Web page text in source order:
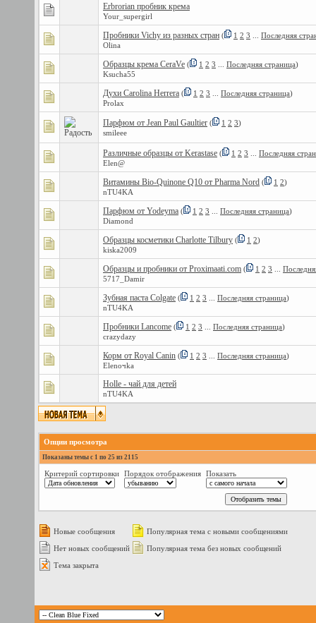
Erbrorian пробник крема
Your_supergirl
Пробники Vichy из разных стран ( 1 2 3
Последняя
Olina
Образцы крема CeraVe ( 1 2 3 Последняя страница)
Ksucha55
Духи Carolina Herrera ( 1 2 3 Последняя страница)
Prolax
Парфюм от Jean Paul Gaultier ( 1 2 3)
smileee
Различные образцы от Kerastase ( 1 2 3
Последняя
Elen@
Витамины Bio-Quinone Q10 от Pharma Nord ( 1 2)
nTU4KA
Парфюм от Yodeyma ( 1 2 3 Последняя страница)
Diamond
Образцы косметики Charlotte Tilbury ( 1 2)
kiska2009
Образцы и пробники от Proximaati.com ( 1 2 3
5717_Damir
Зубная паста Colgate ( 1 2 3 Последняя страница)
nTU4KA
Пробники Lancome ( 1 2 3 Последняя страница)
crazydazy
Корм от Royal Canin ( 1 2 3 Последняя страница)
Elenoчka
Holle - чай для детей
nTU4KA
Опции просмотра
Показаны темы с 1 по 25 из 2115
Критерий сортировки Порядок отображения Показать
Новые сообщения
Популярная тема с новыми сообщениями
Нет новых сообщений
Популярная тема без новых сообщений
Тема закрыта